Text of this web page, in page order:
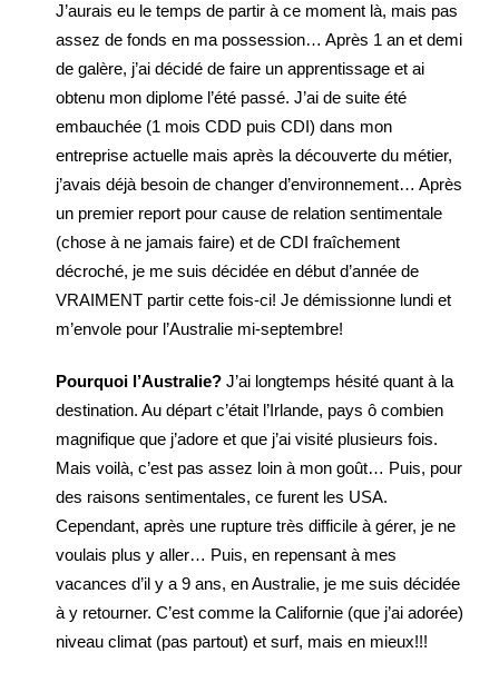
J’aurais eu le temps de partir à ce moment là, mais pas
assez de fonds en ma possession… Après 1 an et demi
de galère, j’ai décidé de faire un apprentissage et ai
obtenu mon diplome l’été passé. J’ai de suite été
embauchée (1 mois CDD puis CDI) dans mon
entreprise actuelle mais après la découverte du métier,
j’avais déjà besoin de changer d’environnement… Après
un premier report pour cause de relation sentimentale
(chose à ne jamais faire) et de CDI fraîchement
décroché, je me suis décidée en début d’année de
VRAIMENT partir cette fois-ci! Je démissionne lundi et
m’envole pour l’Australie mi-septembre!
Pourquoi l’Australie? J’ai longtemps hésité quant à la
destination. Au départ c’était l’Irlande, pays ô combien
magnifique que j’adore et que j’ai visité plusieurs fois.
Mais voilà, c’est pas assez loin à mon goût… Puis, pour
des raisons sentimentales, ce furent les USA.
Cependant, après une rupture très difficile à gérer, je ne
voulais plus y aller… Puis, en repensant à mes
vacances d’il y a 9 ans, en Australie, je me suis décidée
à y retourner. C’est comme la Californie (que j’ai adorée)
niveau climat (pas partout) et surf, mais en mieux!!!